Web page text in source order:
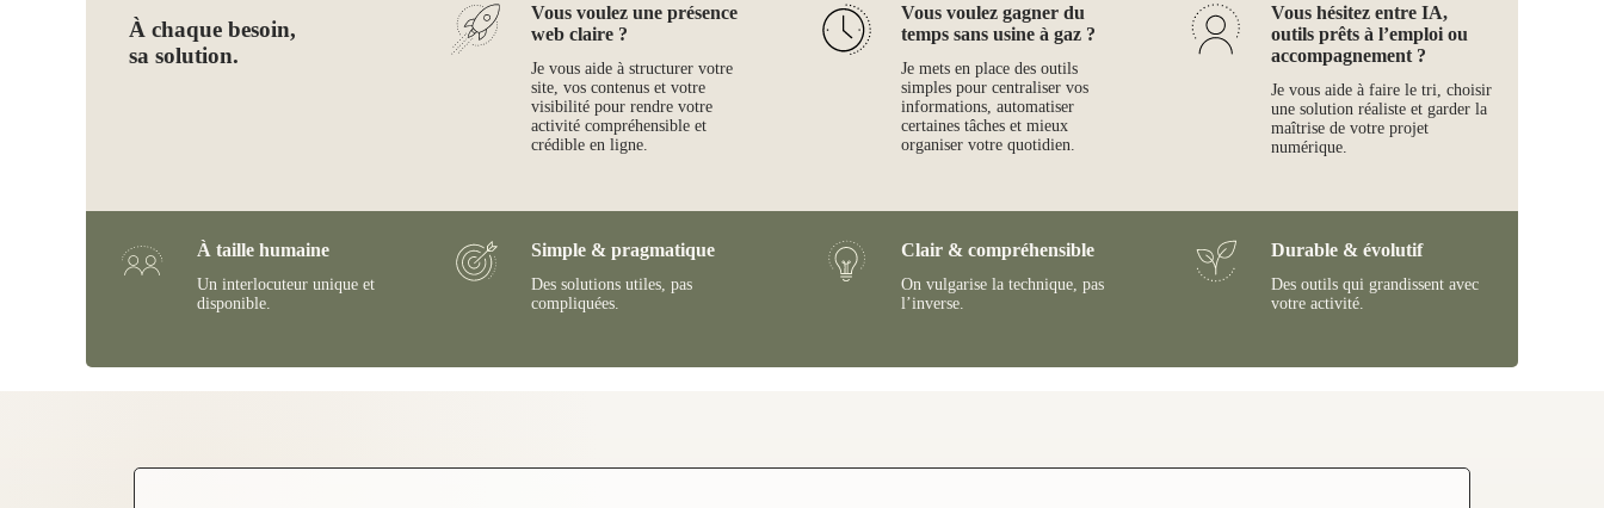
À chaque besoin,
sa solution.
Vous voulez une présence
web claire ?
Je vous aide à structurer votre
site, vos contenus et votre
visibilité pour rendre votre
activité compréhensible et
crédible en ligne.
Vous voulez gagner du
temps sans usine à gaz ?
Je mets en place des outils
simples pour centraliser vos
informations, automatiser
certaines tâches et mieux
organiser votre quotidien.
Vous hésitez entre IA,
outils prêts à l’emploi ou
accompagnement ?
Je vous aide à faire le tri, choisir
une solution réaliste et garder la
maîtrise de votre projet
numérique.
À taille humaine
Un interlocuteur unique et
disponible.
Simple & pragmatique
Des solutions utiles, pas
compliquées.
Clair & compréhensible
On vulgarise la technique, pas
l’inverse.
Durable & évolutif
Des outils qui grandissent avec
votre activité.